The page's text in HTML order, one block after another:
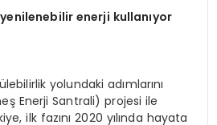
enerji kullanıyor
yolundaki adımlarını
Enerji Santrali) projesi ile
ilk fazını 2020 yılında hayata